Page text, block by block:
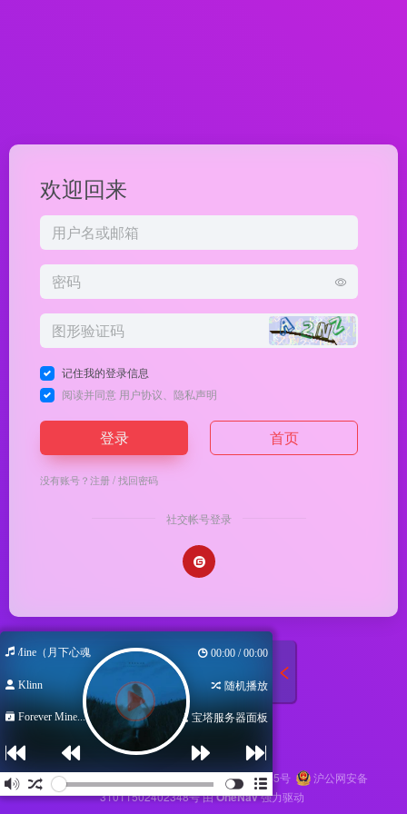
欢迎回来
记住我的登录信息
阅读并同意 用户协议 隐私声明
登录 首页
没有账号？注册/找回密码
社交帐号登录
Copyright © 2026马哥导航苏ICP备2024116145号
沪公网安备
31011502402348号由OneNav强力驱动
Mine（月下心魂） 00:00 / 00:00
Klinn 随机播放
Forever Mine... 宝塔服务器面板